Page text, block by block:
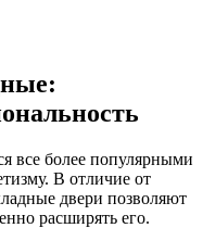
все более популярными
В отличие от
двери позволяют
расширять его.